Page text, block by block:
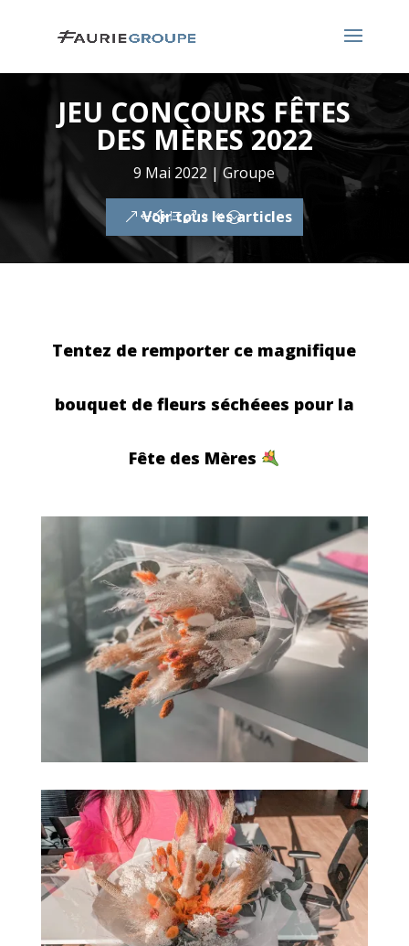
JEU CONCOURS FÊTES
DES MÈRES 2022
9 Mai 2022 |Groupe
Voir tous les articles
Tentez de remporter ce magnifique
bouquet de fleurs séchéees pour la
Fête des Mères